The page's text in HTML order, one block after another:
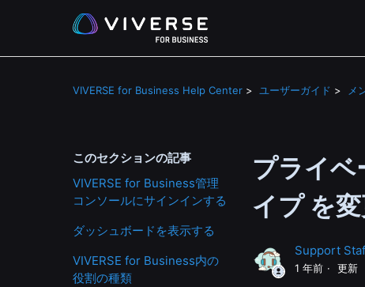
VIVERSE for Business Help Center ユーザーガイド メ
このセクションの記事
VIVERSE for Business管理
コンソールにサインインする
ダッシュボードを表示する
VIVERSE for Business内の
役割の種類
プライベ
イプ を
Support
1 年前 更新